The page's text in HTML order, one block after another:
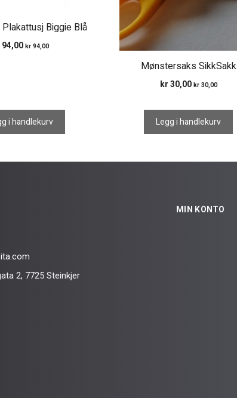
Biggie Blå
94,00 kr 94,00
i handlekurv
Mønstersaks SikkSakk
kr 30,00 kr30,00
Legg i handlekurv
2, 7725 Steinkjer
MIN KONTO